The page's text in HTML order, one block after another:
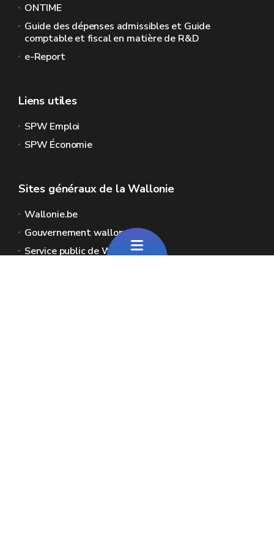
ONTIME
Guide des dépenses admissibles et Guide
comptable et fiscal en matière de R&D
e-Report
Liens utiles
SPW Emploi
SPW Économie
Sites généraux de la Wallonie
Wallonie.be
Gouvernement wallon
Service public de Wallonie